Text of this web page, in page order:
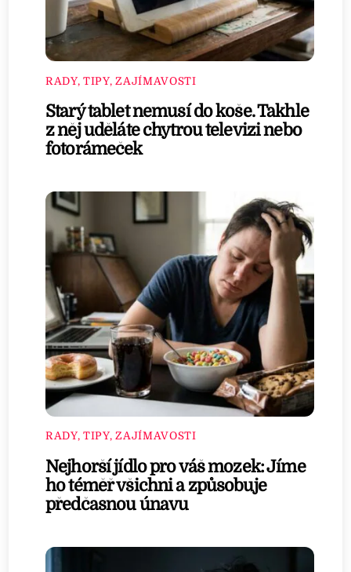
RADY, TIPY, ZAJÍMAVOSTI
Starý tablet nemusí do koše. Takhle
z něj uděláte chytrou televizi nebo
fotorámeček
RADY, TIPY, ZAJÍMAVOSTI
Nejhorší jídlo pro váš mozek: Jíme
ho téměř všichni a způsobuje
předčasnou únavu